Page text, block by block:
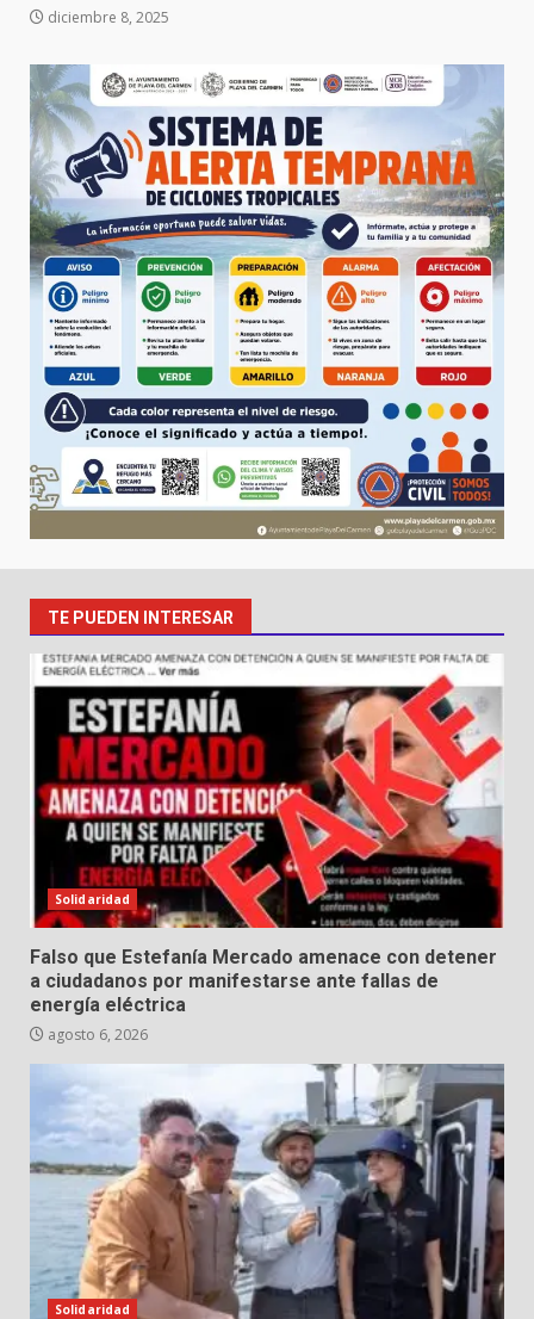
diciembre 8, 2025
TE PUEDEN INTERESAR
Solidaridad
Falso que Estefanía Mercado amenace con detener
a ciudadanos por manifestarse ante fallas de
energía eléctrica
agosto 6, 2026
Solidaridad